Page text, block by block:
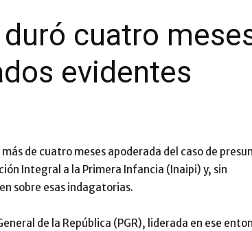
cuatro
evidentes
de cuatro meses apoderada del caso de
Integral a la Primera Infancia (Inaipi) y, sin
sobre esas indagatorias.
de la República (PGR), liderada en ese